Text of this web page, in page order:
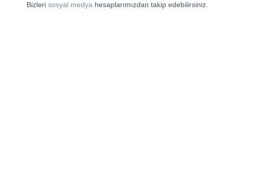
Bizleri sosyal medya hesaplarımızdan takip edebilirsiniz.